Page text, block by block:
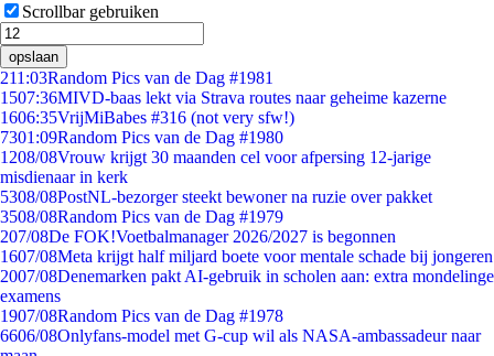
Scrollbar gebruiken
opslaan
211:03Random Pics van de Dag #1981
1507:36MIVD-baas lekt via Strava routes naar geheime kazerne
1606:35VrijMiBabes #316 (not very sfw!)
7301:09Random Pics van de Dag #1980
1208/08Vrouw krijgt 30 maanden cel voor afpersing 12-jarige
misdienaar in kerk
5308/08PostNL-bezorger steekt bewoner na ruzie over pakket
3508/08Random Pics van de Dag #1979
207/08De FOK!Voetbalmanager 2026/2027 is begonnen
1607/08Meta krijgt half miljard boete voor mentale schade bij jongeren
2007/08Denemarken pakt AI-gebruik in scholen aan: extra mondelinge
examens
1907/08Random Pics van de Dag #1978
6606/08Onlyfans-model met G-cup wil als NASA-ambassadeur naar